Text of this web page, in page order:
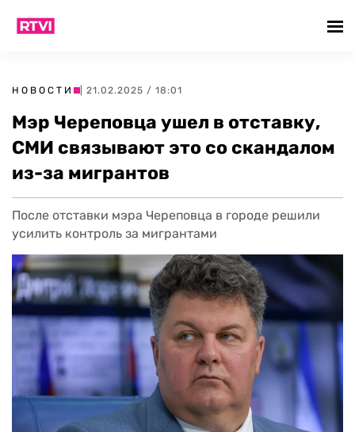
НОВОСТИ | 21.02.2025 / 18:01
Мэр Череповца ушел в отставку,
СМИ связывают это со скандалом
из-за мигрантов
После отставки мэра Череповца в городе решили
усилить контроль за мигрантами